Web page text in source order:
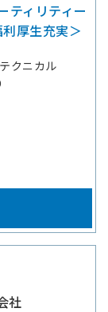
ティリティー
厚生充実＞
クニカル
社